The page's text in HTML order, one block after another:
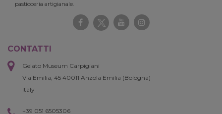
pasticceria artigianale.
CONTATTI
Gelato Museum Carpigiani
Via Emilia, 45 40011 Anzola Emilia (Bologna)
Italy
+39 051 6505306